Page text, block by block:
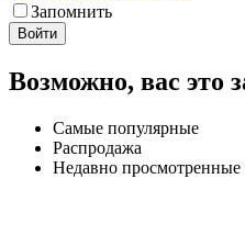
Запомнить
Войти
Возможно, вас это
Самые популярные
Распродажа
Недавно просмотренные